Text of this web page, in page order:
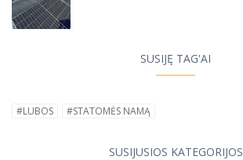
SUSIJĘ TAG'AI
#LUBOS #STATOMĖS NAMĄ
SUSIJUSIOS KATEGORIJOS